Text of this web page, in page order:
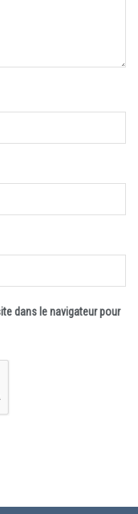
dans le navigateur pour